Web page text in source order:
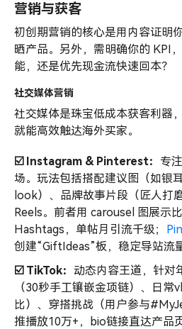
营销与获客
初创期营销的核心是用内容证明
晒产品。另外，需明确你的 KPI
能，还是优先现金流快速回本？
社交媒体营销
社交媒体是珠宝低成本获客利器
就能高效触达海外买家。
☑️ Instagram & Pinterest： 专
场。玩法包括搭配建议图（如银
look）、品牌故事片段（匠人打
Reels。前者用 carousel 图展示
Hashtags，单帖月引流千级；
创建“GiftIdeas”板，稳定导站流
☑️ TikTok： 动态内容王道，针对
（30秒手工镶嵌金项链）、日
比）、穿搭挑战（用户参与
推播放10万+，bio链接直达产品